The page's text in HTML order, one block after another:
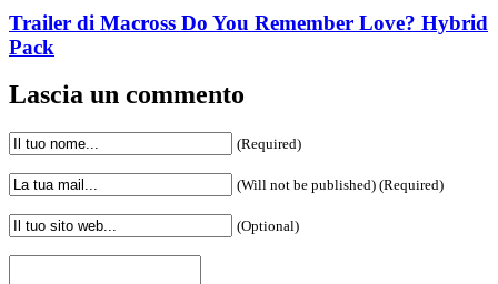
Trailer di Macross Do You Remember Love? Hybrid
Pack
Lascia un commento
(Required)
(Will not be published) (Required)
(Optional)